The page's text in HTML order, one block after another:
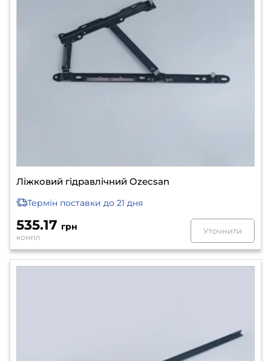
Ліжковий гідравлічний Ozeсsan
Термін поставки до 21 дня
535.17 грн
компл
Уточнити